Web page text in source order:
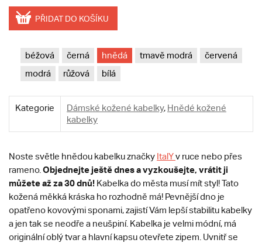
PŘIDAT DO KOŠÍKU
béžová černá hnědá tmavě modrá
červená
modrá
růžová bílá
Kategorie Dámské kožené kabelky, Hnědé kožené
kabelky
Noste světle hnědou kabelku značky ItalYv ruce nebo přes
rameno. Objednejte ještě dnes a vyzkoušejte, vrátit ji
můžete až za 30 dnů! Kabelka do města musí mít styl! Tato
kožená měkká kráska ho rozhodně má! Pevnější dno je
opatřeno kovovými sponami, zajistí Vám lepší stabilitu kabelky
a jen tak se neodře a neušpiní. Kabelka je velmi módní, má
originální oblý tvar a hlavní kapsu otevřete zipem. Uvnitř se